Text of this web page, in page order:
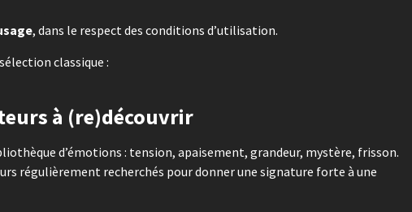
, dans le respect des conditions d’utilisation.
classique :
à (re)découvrir
d’émotions : tension, apaisement, grandeur, mystère, frisson.
régulièrement recherchés pour donner une signature forte à une